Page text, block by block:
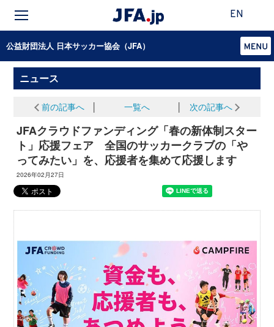
EN
公益財団法人 日本サッカー協会（JFA）
ニュース
前の記事へ 一覧へ 次の記事へ
JFAクラウドファンディング「春の新体制スター
ト」応援フェア 全国のサッカークラブの「や
ってみたい」を、応援者を集めて応援します
2026年02月27日